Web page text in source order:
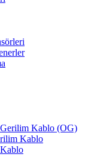
Kablo (OG)
Kablo